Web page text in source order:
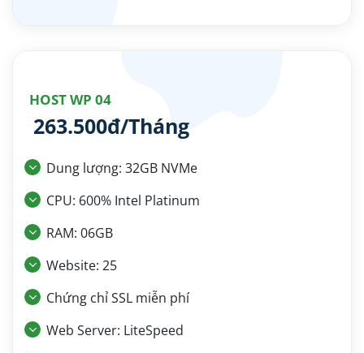
HOST WP 04
263.500đ/Tháng
Dung lượng: 32GB NVMe
CPU: 600% Intel Platinum
RAM: 06GB
Website: 25
Chứng chỉ SSL miễn phí
Web Server: LiteSpeed